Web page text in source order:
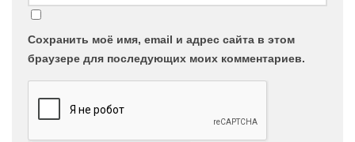
Сохранить моё имя, email и адрес сайта в этом
браузере для последующих моих комментариев.